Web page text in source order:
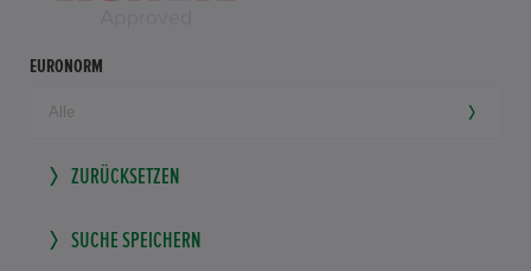
EURONORM
ZURÜCKSETZEN
SUCHE SPEICHERN